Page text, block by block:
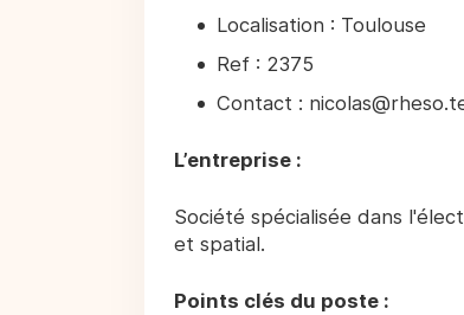
Localisation : Toulouse
Ref : 2375
Contact :
L’entreprise :
Société spécialisée dans
et spatial.
Points clés du poste :